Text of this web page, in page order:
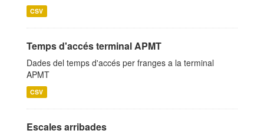
CSV
Temps d'accés terminal APMT
Dades del temps d'accés per franges a la terminal
APMT
CSV
Escales arribades